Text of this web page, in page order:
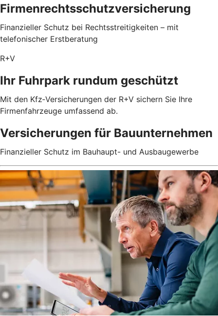
Firmenrechtsschutzversicherung
Finanzieller Schutz bei Rechtsstreitigkeiten – mit
telefonischer Erstberatung
R+V
Ihr Fuhrpark rundum geschützt
Mit den Kfz‑Versicherungen der R+V sichern Sie Ihre
Firmenfahrzeuge umfassend ab.
Versicherungen für Bauunternehmen
Finanzieller Schutz im Bauhaupt- und Ausbaugewerbe